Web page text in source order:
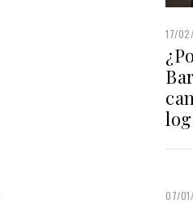
17/
07/